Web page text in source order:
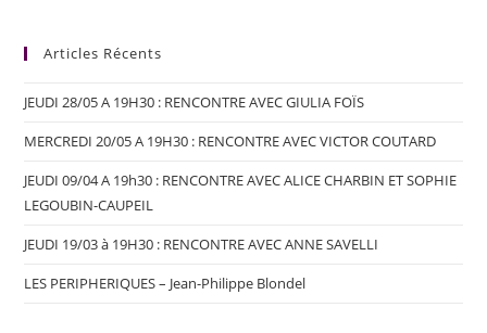
Articles Récents
JEUDI 28/05 A 19H30 : RENCONTRE AVEC GIULIA FOÏS
MERCREDI 20/05 A 19H30 : RENCONTRE AVEC VICTOR COUTARD
JEUDI 09/04 A 19h30 : RENCONTRE AVEC ALICE CHARBIN ET SOPHIE
LEGOUBIN-CAUPEIL
JEUDI 19/03 à 19H30 : RENCONTRE AVEC ANNE SAVELLI
LES PERIPHERIQUES – Jean-Philippe Blondel